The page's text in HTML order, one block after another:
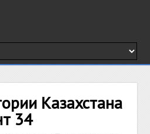
Казахстана
34